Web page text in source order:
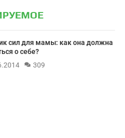
сил для мамы: как она должна
о себе?
309